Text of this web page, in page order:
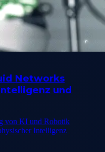
Networks
und
von KI und Robotik
Intelligenz